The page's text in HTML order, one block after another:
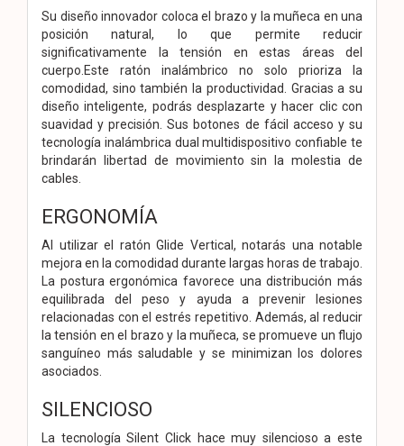
Su diseño innovador coloca el brazo y la muñeca en una
posición natural, lo que permite reducir
significativamente la tensión en estas áreas del
cuerpo.Este ratón inalámbrico no solo prioriza la
comodidad, sino también la productividad. Gracias a su
diseño inteligente, podrás desplazarte y hacer clic con
suavidad y precisión. Sus botones de fácil acceso y su
tecnología inalámbrica dual multidispositivo confiable te
brindarán libertad de movimiento sin la molestia de
cables.
ERGONOMÍA
Al utilizar el ratón Glide Vertical, notarás una notable
mejora en la comodidad durante largas horas de trabajo.
La postura ergonómica favorece una distribución más
equilibrada del peso y ayuda a prevenir lesiones
relacionadas con el estrés repetitivo. Además, al reducir
la tensión en el brazo y la muñeca, se promueve un flujo
sanguíneo más saludable y se minimizan los dolores
asociados.
SILENCIOSO
La tecnología Silent Click hace muy silencioso a este